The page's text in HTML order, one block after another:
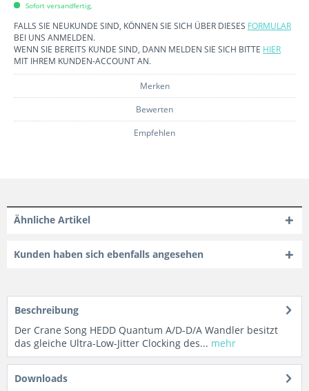
Sofort versandfertig,
FALLS SIE NEUKUNDE SIND, KÖNNEN SIE SICH ÜBER DIESES FORMULAR
BEI UNS ANMELDEN.
WENN SIE BEREITS KUNDE SIND, DANN MELDEN SIE SICH BITTE HIER
MIT IHREM KUNDEN-ACCOUNT AN.
Merken
Bewerten
Empfehlen
Ähnliche Artikel
Kunden haben sich ebenfalls angesehen
Beschreibung
Der Crane Song HEDD Quantum A/D-D/A Wandler besitzt
das gleiche Ultra-Low-Jitter Clocking des... mehr
Downloads